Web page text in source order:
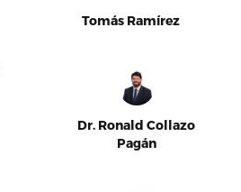
Tomás Ramírez
Dr. Ronald Collazo
Pagán